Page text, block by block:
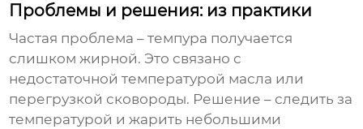
Проблемы и решения: из практики
Частая проблема – темпура получается
слишком жирной. Это связано с
недостаточной температурой масла или
перегрузкой сковороды. Решение – следить за
температурой и жарить небольшими